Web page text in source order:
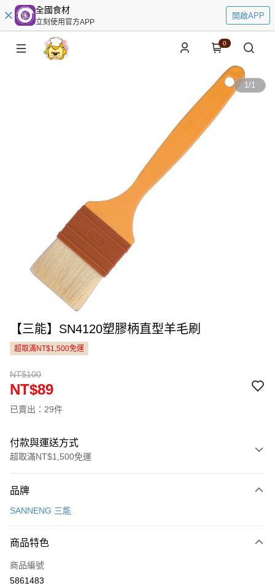
全國食材
立刻使用官方APP
開啟APP
0
1/1
【三能】SN4120塑膠柄直型羊毛刷
超取滿NT$1,500免運
NT$100
NT$89
已賣出：29件
付款與運送方式
超取滿NT$1,500免運
信用卡一次付款
Apple Pay
悠遊付
品牌
SANNENG 三能
商品特色
商品編號
5861483